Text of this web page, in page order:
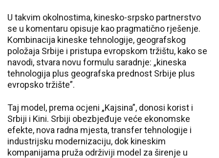
U takvim okolnostima, kinesko-srpsko partnerstvo
se u komentaru opisuje kao pragmatično rješenje.
Kombinacija kineske tehnologije, geografskog
položaja Srbije i pristupa evropskom tržištu, kako se
navodi, stvara novu formulu saradnje: „kineska
tehnologija plus geografska prednost Srbije plus
evropsko tržište”.
Taj model, prema ocjeni „Kajsina”, donosi korist i
Srbiji i Kini. Srbiji obezbjeđuje veće ekonomske
efekte, nova radna mjesta, transfer tehnologije i
industrijsku modernizaciju, dok kineskim
kompanijama pruža održiviji model za širenje u